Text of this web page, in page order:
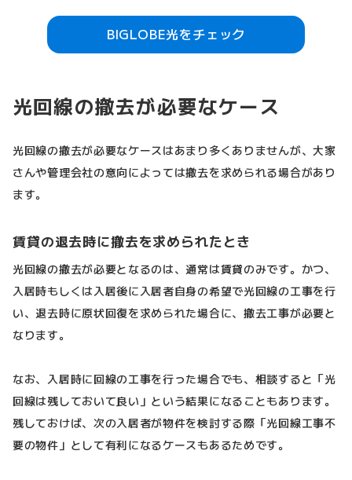
BIGLOBE光をチェック
光回線の撤去が必要なケース
光回線の撤去が必要なケースはあまり多くありませんが、大家
さんや管理会社の意向によっては撤去を求められる場合があり
ます。
賃貸の退去時に撤去を求められたとき
光回線の撤去が必要となるのは、通常は賃貸のみです。かつ、
入居時もしくは入居後に入居者自身の希望で光回線の工事を行
い、退去時に原状回復を求められた場合に、撤去工事が必要と
なります。
なお、入居時に回線の工事を行った場合でも、相談すると「光
回線は残しておいて良い」という結果になることもあります。
残しておけば、次の入居者が物件を検討する際「光回線工事不
要の物件」として有利になるケースもあるためです。